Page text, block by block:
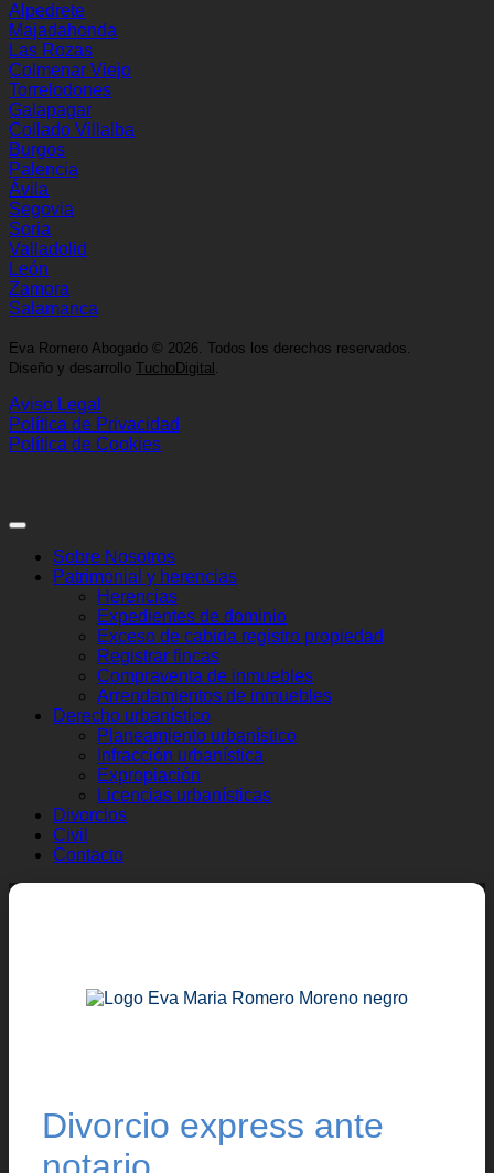
Alpedrete
Majadahonda
Las Rozas
Colmenar Viejo
Torrelodones
Galapagar
Collado Villalba
Burgos
Palencia
Ávila
Segovia
Soria
Valladolid
León
Zamora
Salamanca
Eva Romero Abogado © 2026. Todos los derechos reservados.
Diseño y desarrollo TuchoDigital .
Aviso Legal
Política de Privacidad
Política de Cookies
Sobre Nosotros
Patrimonial y herencias
Herencias
Expedientes de dominio
Exceso de cabida registro propiedad
Registrar fincas
Compraventa de inmuebles
Arrendamientos de inmuebles
Derecho urbanístico
Planeamiento urbanístico
Infracción urbanística
Expropiación
Licencias urbanísticas
Divorcios
Civil
Contacto
Divorcio express ante